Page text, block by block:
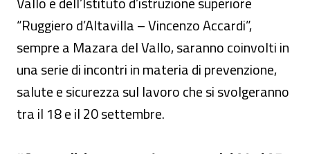
“Ruggiero d’Altavilla – Vincenzo Accardi”,
sempre a Mazara del Vallo, saranno coinvolti in
una serie di incontri in materia di prevenzione,
salute e sicurezza sul lavoro che si svolgeranno
tra il 18 e il 20 settembre.